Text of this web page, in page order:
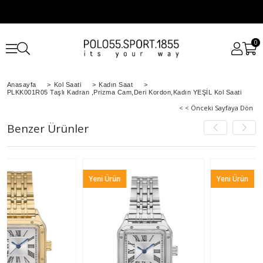
0
Anasayfa > Kol Saati > Kadın Saat
>
PLKK001R05 Taşlı Kadran ,Prizma Cam,Deri Kordon,Kadın YEŞİL Kol Saati
< < Önceki Sayfaya Dön
Benzer Ürünler